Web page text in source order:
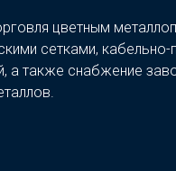
цветным
сетками,
а также снабжение